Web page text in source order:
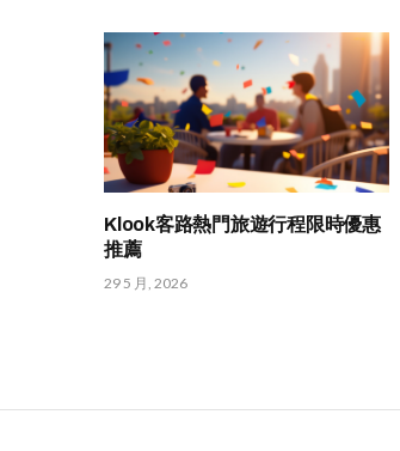
Klook客路熱門旅遊行程限時優惠
推薦
29 5 月, 2026